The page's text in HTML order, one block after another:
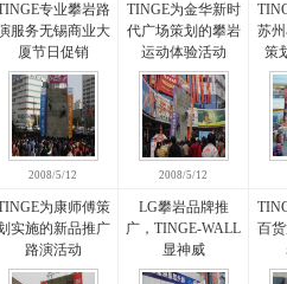
专业攀岩路
服务无锡商业大
厦节日促销
2008/5/12
TINGE为金华新时
代广场策划的攀岩
运动体验活动
2008/5/12
苏
策
为康师傅策
实施的新品推广
路演活动
LG攀岩品牌推
广，TINGE-WALL
显神威
百